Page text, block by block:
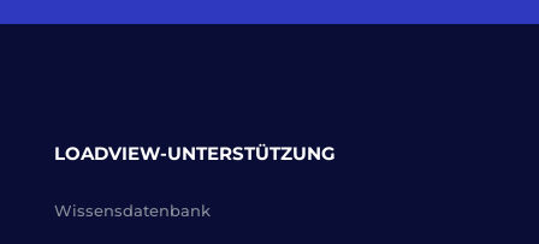
LOADVIEW-UNTERSTÜTZUNG
Wissensdatenbank